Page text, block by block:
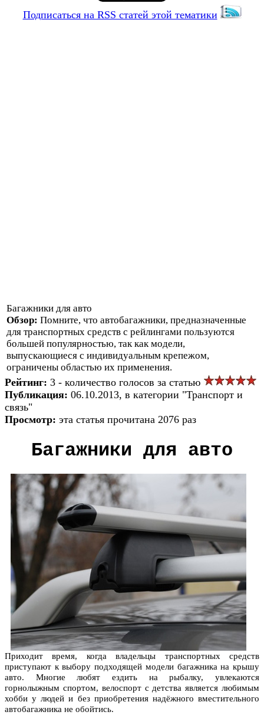
Подписаться на RSS статей этой тематики
Багажники для авто
Обзор: Помните, что автобагажники, предназначенные
для транспортных средств с рейлингами пользуются
большей популярностью, так как модели,
выпускающиеся с индивидуальным крепежом,
ограничены областью их применения.
Рейтинг: 3 - количество голосов за статью
Публикация: 06.10.2013, в категории "Транспорт и
связь"
Просмотр: эта статья прочитана 2076 раз
Багажники для авто
Приходит время, когда владельцы транспортных средств
приступают к выбору подходящей модели багажника на крышу
авто. Многие любят ездить на рыбалку, увлекаются
горнолыжным спортом, велоспорт с детства является любимым
хобби у людей и без приобретения надёжного вместительного
автобагажника не обойтись.